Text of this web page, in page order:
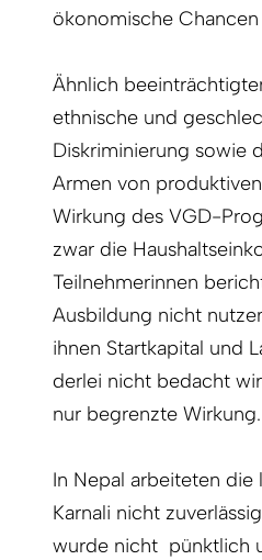
ökonomische
Ähnlich
ethnische und
Diskriminierung sowie
Armen von
Wirkung des VGD-
zwar die
Teilnehmerinnen
Ausbildung nicht
ihnen Startkapital und
derlei nicht bedacht
nur begrenzte Wirkung.
In Nepal arbeiteten die
Karnali nicht
wurde nicht pünktlich